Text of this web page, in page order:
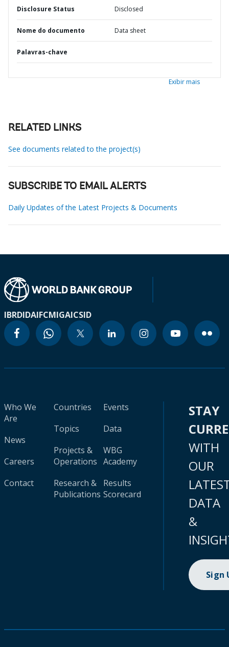
Disclosure Status Disclosed
Nome do documento Data sheet
Palavras-chave
Exibir mais
RELATED LINKS
See documents related to the project(s)
SUBSCRIBE TO EMAIL ALERTS
Daily Updates of the Latest Projects & Documents
IBRDIDAIFCMIGAICSID
Who We
Are
News
Careers
Contact
Countries
Topics
Projects &
Operations
Research &
Publications
Events
Data
WBG
Academy
Results
Scorecard
STAY
WITH
OUR
DATA
&
Sign